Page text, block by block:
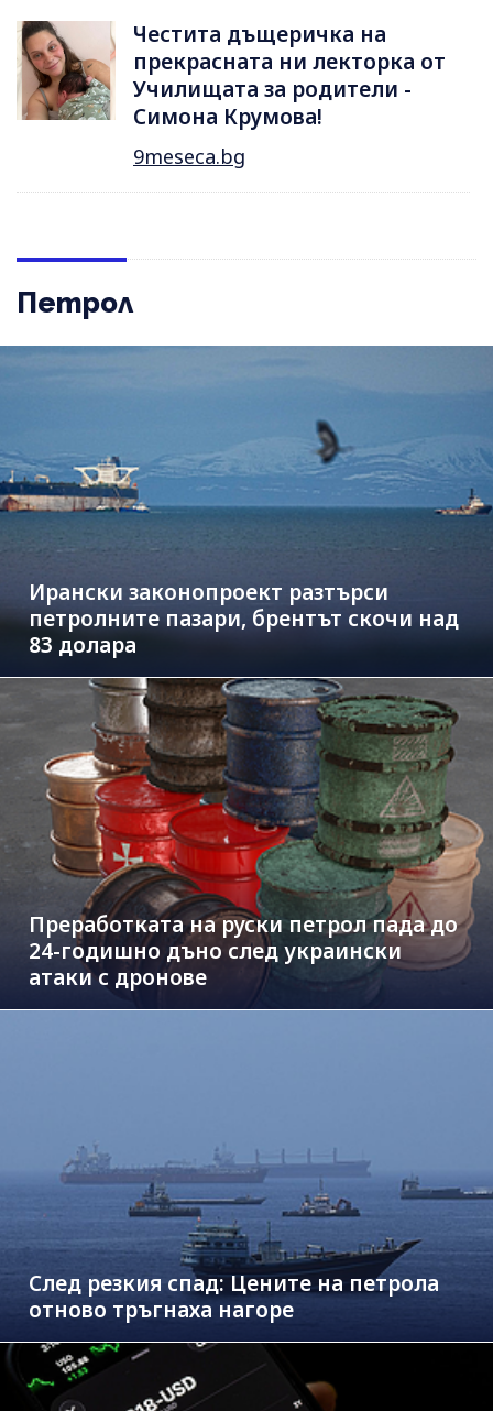
Честита дъщеричка на
прекрасната ни лекторка от
Училищата за родители -
Симона Крумова!
9meseca.bg
Петрол
Ирански законопроект разтърси
петролните пазари, брентът скочи над
83 долара
Преработката на руски петрол пада до
24-годишно дъно след украински
атаки с дронове
След резкия спад: Цените на петрола
отново тръгнаха нагоре